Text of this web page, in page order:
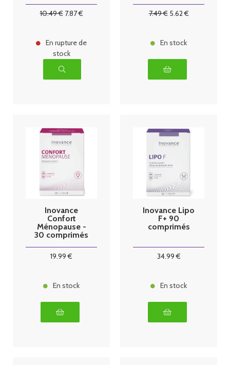
10.49€ 7.87€
En rupture de
stock
7.49€ 5.62€
En stock
Inovance
Confort
Ménopause -
30 comprimés
19.99 €
En stock
Inovance Lipo
F+ 90
comprimés
34.99€
En stock